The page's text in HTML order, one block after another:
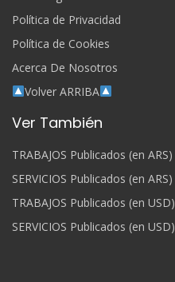
Política de Privacidad
Política de Cookies
Acerca De Nosotros
Volver ARRIBA
Ver También
TRABAJOS Publicados (en ARS)
SERVICIOS Publicados (en ARS)
TRABAJOS Publicados (en USD)
SERVICIOS Publicados (en USD)